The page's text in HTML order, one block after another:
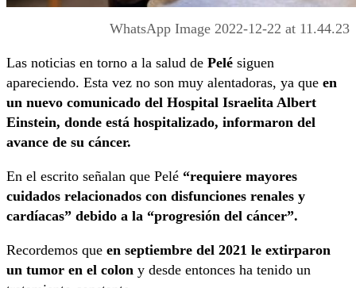
WhatsApp Image 2022-12-22 at 11.44.23
Las noticias en torno a la salud de Pelé siguen
apareciendo. Esta vez no son muy alentadoras, ya que en
un nuevo comunicado del Hospital Israelita Albert
Einstein, donde está hospitalizado, informaron del
avance de su cáncer.
En el escrito señalan que Pelé “requiere mayores
cuidados relacionados con disfunciones renales y
cardíacas” debido a la “progresión del cáncer”.
Recordemos que en septiembre del 2021 le extirparon
un tumor en el colon y desde entonces ha tenido un